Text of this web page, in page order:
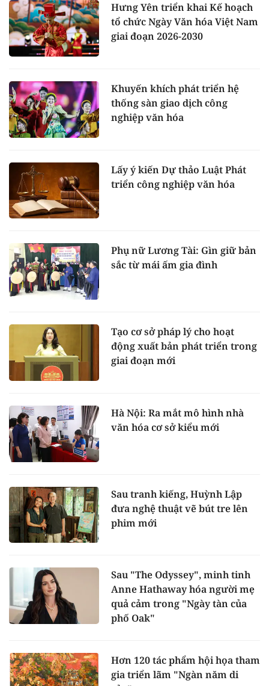
Hưng Yên triển khai Kế hoạch
tổ chức Ngày Văn hóa Việt Nam
giai đoạn 2026-2030
Khuyến khích phát triển hệ
thống sàn giao dịch công
nghiệp văn hóa
Lấy ý kiến Dự thảo Luật Phát
triển công nghiệp văn hóa
Phụ nữ Lương Tài: Gìn giữ bản
sắc từ mái ấm gia đình
Tạo cơ sở pháp lý cho hoạt
động xuất bản phát triển trong
giai đoạn mới
Hà Nội: Ra mắt mô hình nhà
văn hóa cơ sở kiểu mới
Sau tranh kiếng, Huỳnh Lập
đưa nghệ thuật vẽ bút tre lên
phim mới
Sau "The Odyssey", minh tinh
Anne Hathaway hóa người mẹ
quả cảm trong "Ngày tàn của
phố Oak"
Hơn 120 tác phẩm hội họa tham
gia triển lãm "Ngàn năm di